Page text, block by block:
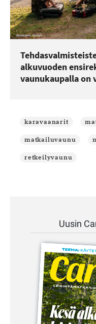
alkuvuoden
vaunukaupalla on
karavaanarit
matkailuvaunu
retkeilyvaunu
Uusin